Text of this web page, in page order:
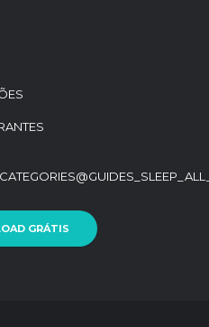
GRÁTIS